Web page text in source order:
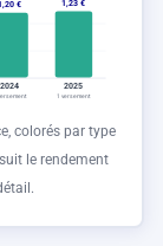
2024
versement
2025
1 versement
€ 1,23 €
colorés par type
le rendement